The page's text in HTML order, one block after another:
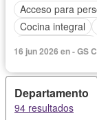
Acceso para
Cocina integral
Garita de
Completamente
16 jun 2026 en - GS
Departamento
94 resultados